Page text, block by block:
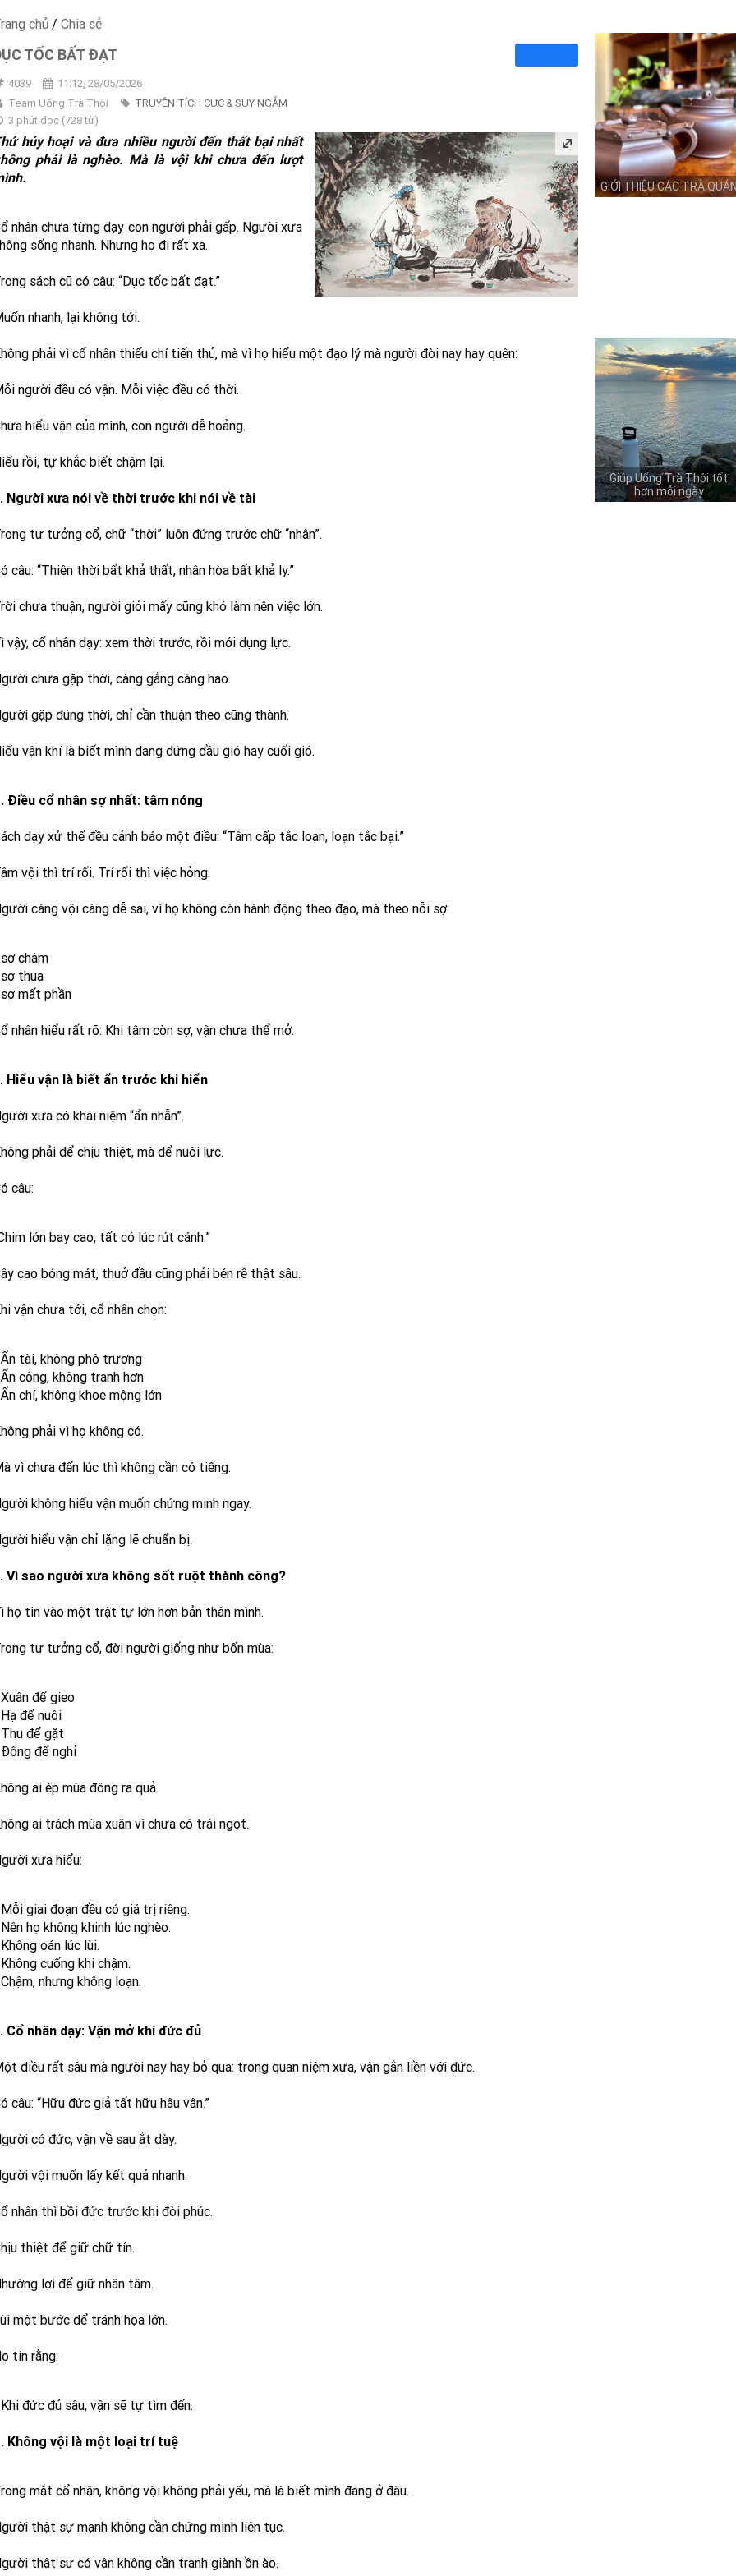
chủ / Chia sẻ
TỐC BẤT ĐẠT
4039
11:12, 28/05/2026
Team Uống Trà Thôi
TRUYỆN TÍCH CỰC & SUY NGẪM
3 phút đọc(728từ)
hủy hoại và đưa nhiều người đến thất bại nhất
phải là nghèo. Mà là vội khi chưa đến lượt
nhân chưa từng dạy con người phải gấp. Người xưa
sống nhanh. Nhưng họ đi rất xa.
sách cũ có câu: “Dục tốc bất đạt.”
nhanh, lại không tới.
phải vì cổ nhân thiếu chí tiến thủ, mà vì họ hiểu một đạo lý mà người đời nay hay quên:
người đều có vận. Mỗi việc đều có thời.
hiểu vận của mình, con người dễ hoảng.
rồi, tự khắc biết chậm lại.
Người xưa nói về thời trước khi nói về tài
tư tưởng cổ, chữ “thời” luôn đứng trước chữ “nhân”.
câu: “Thiên thời bất khả thất, nhân hòa bất khả ly.”
chưa thuận, người giỏi mấy cũng khó làm nên việc lớn.
vậy, cổ nhân dạy: xem thời trước, rồi mới dụng lực.
chưa gặp thời, càng gắng càng hao.
gặp đúng thời, chỉ cần thuận theo cũng thành.
vận khí là biết mình đang đứng đầu gió hay cuối gió.
Điều cổ nhân sợ nhất: tâm nóng
dạy xử thế đều cảnh báo một điều: “Tâm cấp tắc loạn, loạn tắc bại.”
vội thì trí rối. Trí rối thì việc hỏng.
càng vội càng dễ sai, vì họ không còn hành động theo đạo, mà theo nỗi sợ:
chậm
thua
mất phần
nhân hiểu rất rõ: Khi tâm còn sợ, vận chưa thể mở.
Hiểu vận là biết ẩn trước khi hiển
xưa có khái niệm “ẩn nhẫn”.
phải để chịu thiệt, mà để nuôi lực.
câu:
lớn bay cao, tất có lúc rút cánh.”
cao bóng mát, thuở đầu cũng phải bén rễ thật sâu.
vận chưa tới, cổ nhân chọn:
tài, không phô trương
công, không tranh hơn
chí, không khoe mộng lớn
phải vì họ không có.
vì chưa đến lúc thì không cần có tiếng.
không hiểu vận muốn chứng minh ngay.
hiểu vận chỉ lặng lẽ chuẩn bị.
Vì sao người xưa không sốt ruột thành công?
họ tin vào một trật tự lớn hơn bản thân mình.
tư tưởng cổ, đời người giống như bốn mùa:
để gieo
để nuôi
để gặt
để nghỉ
ai ép mùa đông ra quả.
ai trách mùa xuân vì chưa có trái ngọt.
xưa hiểu:
giai đoạn đều có giá trị riêng.
họ không khinh lúc nghèo.
oán lúc lùi.
cuống khi chậm.
nhưng không loạn.
Cổ nhân dạy: Vận mở khi đức đủ
điều rất sâu mà người nay hay bỏ qua: trong quan niệm xưa, vận gắn liền với đức.
câu: “Hữu đức giả tất hữu hậu vận.”
có đức, vận về sau ắt dày.
vội muốn lấy kết quả nhanh.
nhân thì bồi đức trước khi đòi phúc.
thiệt để giữ chữ tín.
lợi để giữ nhân tâm.
một bước để tránh họa lớn.
tin rằng:
đức đủ sâu, vận sẽ tự tìm đến.
Không vội là một loại trí tuệ
mắt cổ nhân, không vội không phải yếu, mà là biết mình đang ở đâu.
thật sự mạnh không cần chứng minh liên tục.
thật sự có vận không cần tranh giành ồn ào.
GIỚI THIỆU CÁC TRÀ
Giúp Uống Trà Thôi tốt
hơn mỗi ngày